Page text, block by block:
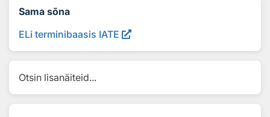
Sama sõna
ELi terminibaasis IATE
Otsin lisanäiteid...